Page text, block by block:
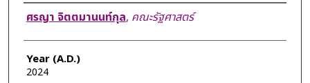
Author
ศรญา จิตตมานนท์กุล, คณะรัฐศาสตร์
Year (A.D.)
2024